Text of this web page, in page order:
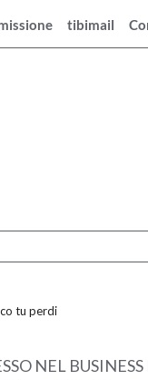
tibimail
tu perdi
NEL